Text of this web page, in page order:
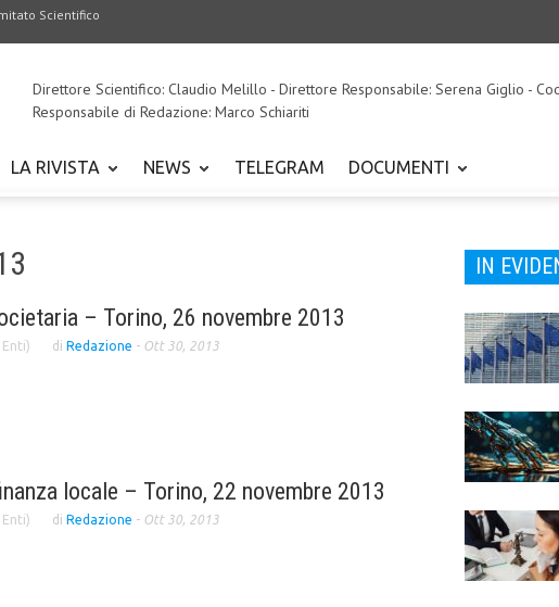
Scientifico
Direttore Scientifico: Claudio Melillo - Direttore Responsabile: Serena Giglio -
Responsabile di Redazione: Marco Schiariti
LA RIVISTA NEWS TELEGRAM DOCUMENTI
– Torino, 26 novembre 2013
di Redazione - Ott 30, 2013
locale – Torino, 22 novembre 2013
di Redazione - Ott 30, 2013
IN